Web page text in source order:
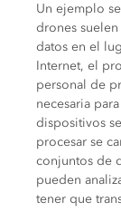
Un ejemplo
drones
datos en el
Internet, el
personal de
necesaria
dispositivos
procesar se
conjuntos de
pueden
tener que